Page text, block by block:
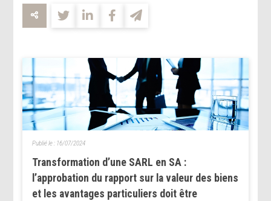
Transformation d’une SARL en SA :
l’approbation du rapport sur la valeur des biens
et les avantages particuliers doit être
Publié le : 16/07/2024